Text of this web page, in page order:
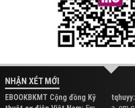
NHẬN XÉT MỚI
EBOOKBKMT Cộng đồng Kỹ
tqhuyy: